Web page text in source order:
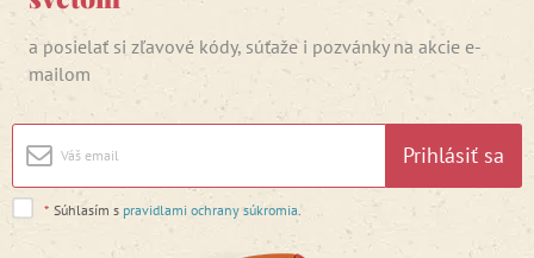
a posielať si zľavové kódy, súťaže i pozvánky na akcie e-
mailom
Prihlásiť sa
* Súhlasím s pravidlami ochrany súkromia